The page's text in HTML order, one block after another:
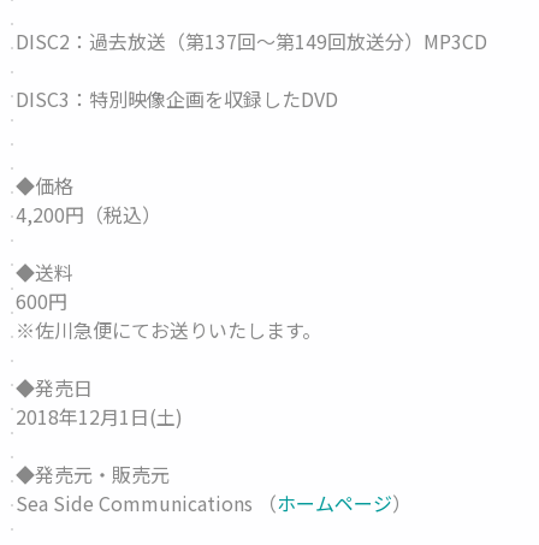
DISC2：過去放送（第137回～第149回放送分）MP3CD
DISC3：特別映像企画を収録したDVD
◆価格
4,200円（税込）
◆送料
600円
※佐川急便にてお送りいたします。
◆発売日
2018年12月1日(土)
◆発売元・販売元
Sea Side Communications （ホームページ）